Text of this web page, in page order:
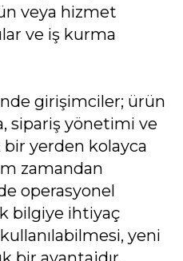
veya hizmet
ve iş kurma
girişimciler; ürün
sipariş yönetimi ve
yerden kolayca
zamandan
operasyonel
bilgiye ihtiyaç
yeni